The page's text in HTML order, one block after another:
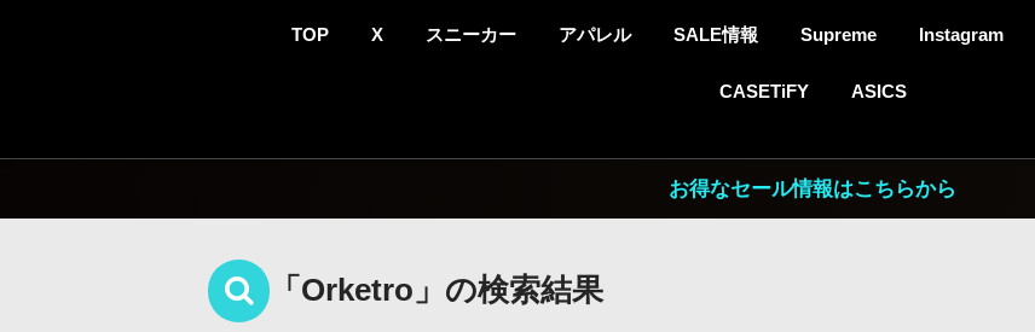
TOP X スニーカー アパレル SALE情報 Supreme Instagram
CASETiFY ASICS
お得なセール情報はこちらから
「Orketro」の検索結果